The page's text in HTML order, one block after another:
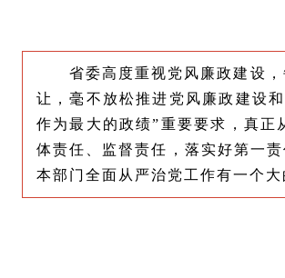
省委高度重视党风廉政建设
让，毫不放松推进党风廉政建设
作为最大的政绩”重要要求，真
体责任、监督责任，落实好第一
本部门全面从严治党工作有一个